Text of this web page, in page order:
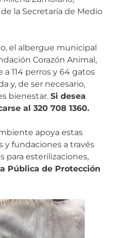
la Secretaría de Medio
el albergue municipal
Corazón Animal,
114 perros y 64 gatos
y, de ser necesario,
bienestar. Si desea
al 320 708 1360.
apoya estas
y fundaciones a través
para esterilizaciones,
Pública de Protección